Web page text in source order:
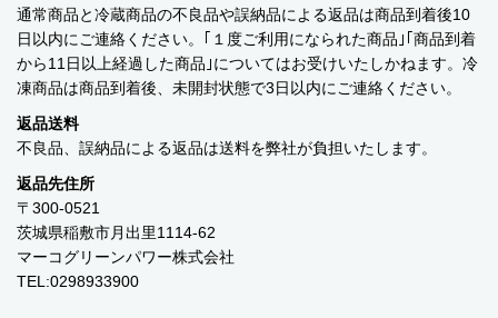
￥4,000 ～￥4,999
￥5,000 ～￥9,999
￥10,000～
ご利用案内
個人情報の取り扱いについて
通常商品と冷蔵商品の不良品や誤納品による返品は商品到着後10
日以内にご連絡ください。｢１度ご利用になられた商品｣｢商品到着
から11日以上経過した商品｣についてはお受けいたしかねます。冷
凍商品は商品到着後、未開封状態で3日以内にご連絡ください。
返品送料
不良品、誤納品による返品は送料を弊社が負担いたします。
返品先住所
〒300-0521
茨城県稲敷市月出里1114-62
マーコグリーンパワー株式会社
TEL:0298933900